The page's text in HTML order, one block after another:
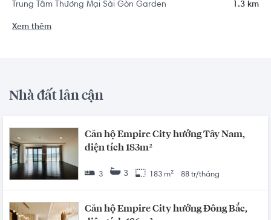
Trung Tâm Thương Mại Sài Gòn Garden 1.3 km
Xem thêm
Nhà đất lân cận
Căn hộ Empire City hướng Tây Nam,
diện tích 183m²
3 3 183 m² 88 tr/tháng
Căn hộ Empire City hướng Đông Bắc,